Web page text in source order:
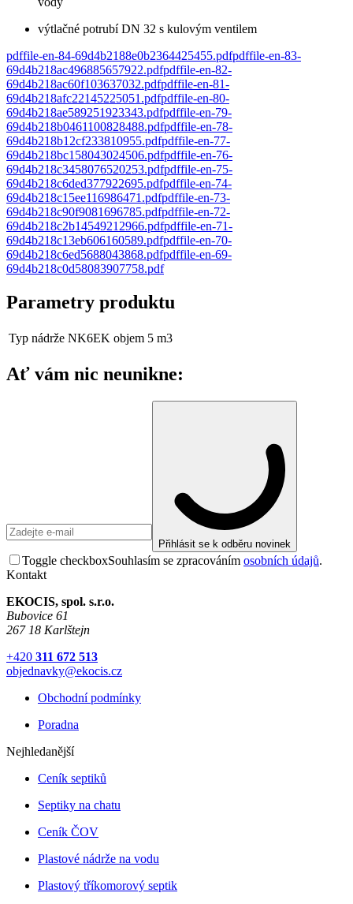
výtlačné potrubí DN 32 s kulovým ventilem
pdffile-en-84-69d4b2188e0b2364425455.pdfpdffile-en-83-
69d4b218ac496885657922.pdfpdffile-en-82-
69d4b218ac60f103637032.pdfpdffile-en-81-
69d4b218afc22145225051 .pdfpdffile-en-80-
69d4b218ae589251923343.pdfpdffile-en-79-
69d4b218b0461100828488.pdfpdffile-en-78-
69d4b218b12cf233810955.pdfpdffile-en-77-
69d4b218bc158043024506.pdfpdffile-en-76-
69d4b218c3458076520253.pdfpdffile-en-75-
69d4b218c6ded377922695.pdfpdffile-en-74-
69d4b218c15ee116986471 .pdfpdffile-en-73-
69d4b218c90f9081696785.pdfpdffile-en-72-
69d4b218c2b14549212966.pdfpdffile-en-71-
69d4b218c13eb606160589.pdfpdffile-en-70-
69d4b218c6ed5688043868.pdfpdffile-en-69-
69d4b218c0d58083907758.pdf
Parametry produktu
Typ nádrže NK6EK objem 5 m3
Ať vám nic neunikne:
Přihlásit se k odběru novinek
Toggle checkboxSouhlasím se zpracováním osobních údajů.
Kontakt
EKOCIS, spol. s.r.o.
Bubovice 61
267 18 Karlštejn
+420 311 672 513
objednavky@ekocis.cz
Obchodní podmínky
Poradna
Nejhledanější
Ceník septiků
Septiky na chatu
Ceník ČOV
Plastové nádrže na vodu
Plastový tříkomorový septik